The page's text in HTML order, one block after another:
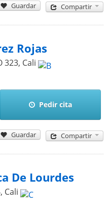
Guardar Compartir
Rojas
323, Cali
Pedir cita
Guardar Compartir
De Lourdes
, Cali